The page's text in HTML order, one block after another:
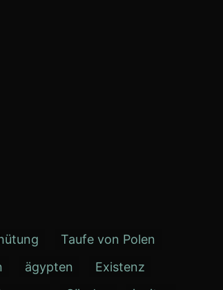
Taufe von Polen
ägypten
Existenz